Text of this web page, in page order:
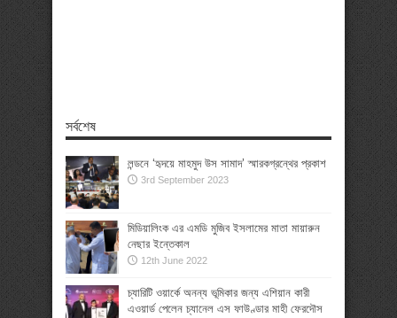
সর্বশেষ
লন্ডনে ‘হৃদয়ে মাহমুদ উস সামাদ’ স্মারকগ্রন্থের প্রকাশ
3rd September 2023
মিডিয়ালিংক এর এমডি মুজিব ইসলামের মাতা মায়ারুন
নেছার ইন্তেকাল
12th June 2022
চ্যারিটি ওয়ার্কে অনন্য ভূমিকার জন্য এশিয়ান কারী
এওয়ার্ড পেলেন চ্যানেল এস ফাউণ্ডার মাহী ফেরদৌস